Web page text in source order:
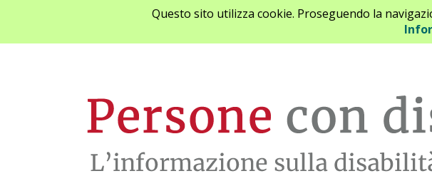
Questo sito utilizza cookie. Proseguendo la